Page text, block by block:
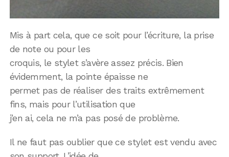
Mis à part cela, que ce soit pour l’écriture, la prise
de note ou pour les
croquis, le stylet s’avère assez précis. Bien
évidemment, la pointe épaisse ne
permet pas de réaliser des traits extrêmement
fins, mais pour l’utilisation que
j’en ai, cela ne m’a pas posé de problème.
Il ne faut pas oublier que ce stylet est vendu avec